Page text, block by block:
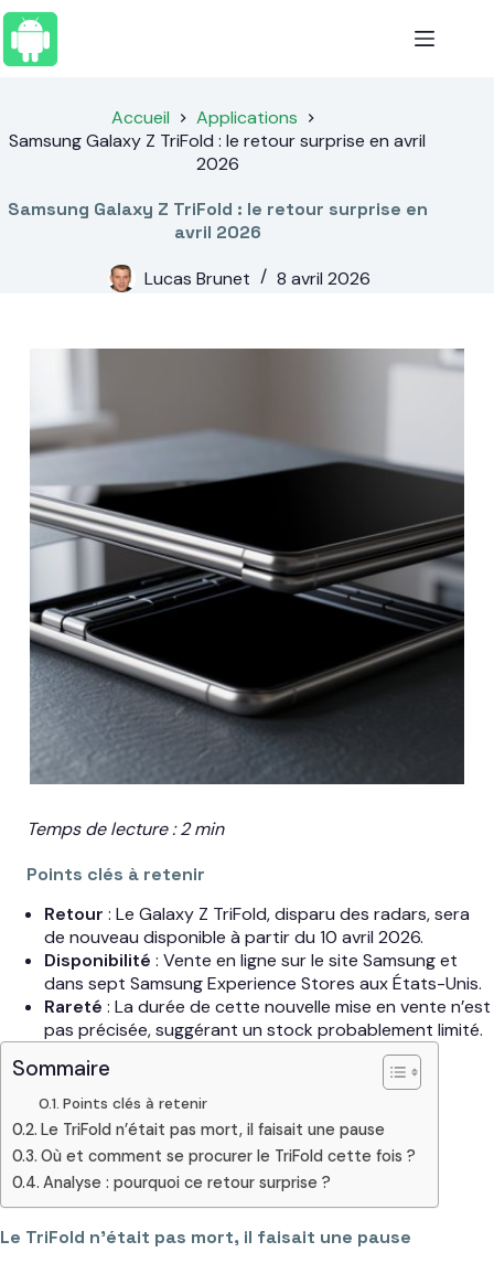
Passer
au
contenu
Accueil
Applications
Samsung Galaxy Z TriFold : le retour surprise en avril
2026
Samsung Galaxy Z TriFold : le retour surprise en
avril 2026
Lucas Brunet
8 avril 2026
Temps de lecture : 2 min
Points clés à retenir
Retour : Le Galaxy Z TriFold, disparu des radars, sera
de nouveau disponible à partir du 10 avril 2026.
Disponibilité : Vente en ligne sur le site Samsung et
dans sept Samsung Experience Stores aux États-Unis.
Rareté : La durée de cette nouvelle mise en vente n’est
pas précisée, suggérant un stock probablement limité.
Sommaire
Points clés à retenir
Le TriFold n’était pas mort, il faisait une pause
Où et comment se procurer le TriFold cette fois ?
Analyse : pourquoi ce retour surprise ?
Le TriFold n’était pas mort, il faisait une pause